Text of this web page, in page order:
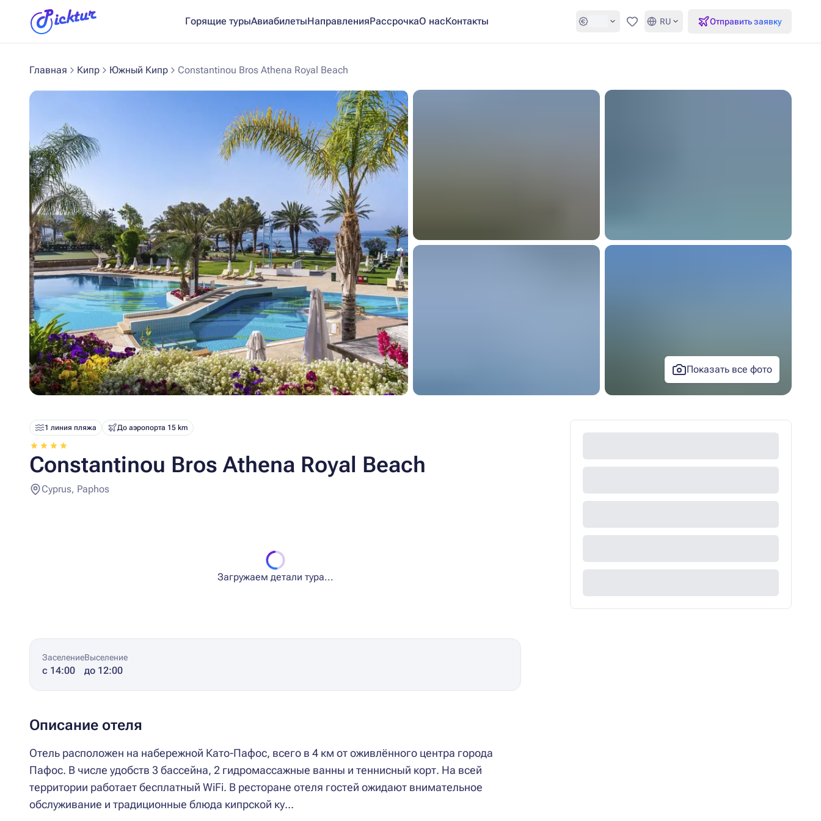
Горящие турыАвиабилетыНаправленияРассрочкаО насКонтакты Избранное
RU Отправить заявку
Главная Кипр Южный Кипр Constantinou Bros Athena Royal Beach
Показать все фото
1 линия пляжа До аэропорта 15 km
Constantinou Bros Athena Royal Beach
Cyprus, Paphos
Загружаем детали тура...
Заселение
с 14:00
Выселение
до 12:00
Описание отеля
Отель расположен на набережной Като-Пафос, всего в 4 км от оживлённого центра города
Пафос. В числе удобств 3 бассейна, 2 гидромассажные ванны и теннисный корт. На всей
территории работает бесплатный WiFi. В ресторане отеля гостей ожидают внимательное
обслуживание и традиционные блюда кипрской ку...